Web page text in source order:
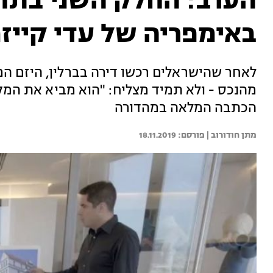
באימפריה של עדי
לאחר שהישראלים רכשו דירה בברלין, היזם
מהנכס - ולא תמיד מצליח: "הוא מביא את
הכתבה המלאה במהדורה
מתן חודורוב | 18.11.2019